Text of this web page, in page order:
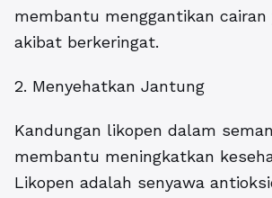
membantu menggantikan cairan
akibat berkeringat.
2. Menyehatkan Jantung
Kandungan likopen dalam
membantu meningkatkan
Likopen adalah senyawa